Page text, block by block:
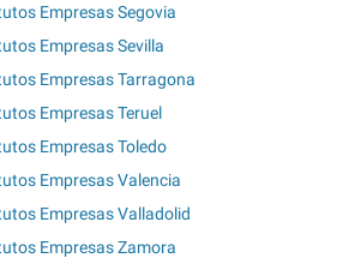
Empresas Segovia
Empresas Sevilla
Empresas Tarragona
Empresas Teruel
Empresas Toledo
Empresas Valencia
Empresas Valladolid
Empresas Zamora